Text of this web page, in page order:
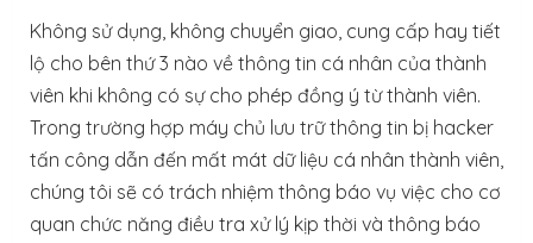
Không sử dụng, không chuyển giao, cung cấp hay tiết
lộ cho bên thứ 3 nào về thông tin cá nhân của thành
viên khi không có sự cho phép đồng ý từ thành viên.
Trong trường hợp máy chủ lưu trữ thông tin bị hacker
tấn công dẫn đến mất mát dữ liệu cá nhân thành viên,
chúng tôi sẽ có trách nhiệm thông báo vụ việc cho cơ
quan chức năng điều tra xử lý kịp thời và thông báo